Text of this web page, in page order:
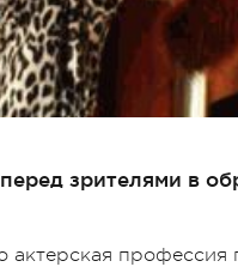
зрителями в
профессия